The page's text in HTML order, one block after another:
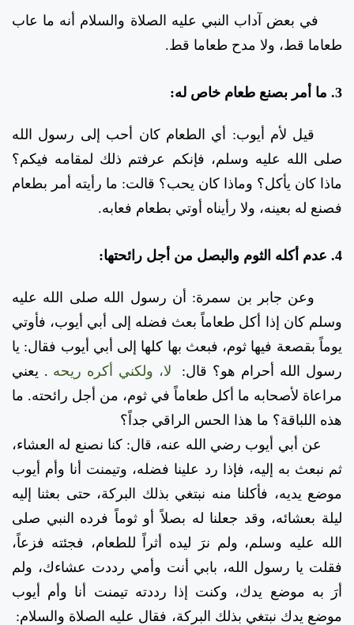
في بعض آداب النبي عليه الصلاة والسلام أنه ما عاب
طعاما قط، ولا مدح طعاما قط.
3. ما أمر بصنع طعام خاص له:
قيل لأم أيوب: أي الطعام كان أحب إلى رسول الله
صلى الله عليه وسلم، فإنكم عرفتم ذلك لمقامه فيكم؟
ماذا كان يأكل؟ وماذا كان يحب؟ قالت: ما رأيته أمر بطعام
فصنع له بعينه، ولا رأيناه أوتي بطعام فعابه.
4. عدم أكله الثوم والبصل من أجل رائحتها:
وعن جابر بن سمرة: أن رسول الله صلى الله عليه
وسلم كان إذا أكل طعاماً بعث فضله إلى أبي أيوب، فأوتي
يوماً بقصعة فيها ثوم، فبعث بها كلها إلى أبي أيوب فقال: يا
رسول الله أحرام هو؟ قال:
لا، ولكني أكره ريحه . يعني
مراعاة لأصحابه ما أكل طعاماً في ثوم، من أجل رائحته. ما
هذه اللباقة؟ ما هذا الحس الراقي جداً؟
عن أبي أيوب رضي الله عنه، قال: كنا نصنع له العشاء،
ثم نبعث به إليه، فإذا رد علينا فضله، وتيمنت أنا وأم أيوب
موضع يديه، فأكلنا منه نبتغي بذلك البركة، حتى بعثنا إليه
ليلة بعشائه، وقد جعلنا له بصلاً أو ثوماً فرده النبي صلى
الله عليه وسلم، ولم نرَ ليده أثراً للطعام، فجئته فزعاً،
فقلت يا رسول الله، بابي أنت وأمي رددت عشاءك، ولم
أرَ به موضع يدك، وكنت إذا رددته تيمنت أنا وأم أيوب
موضع يدك نبتغي بذلك البركة، فقال عليه الصلاة والسلام: